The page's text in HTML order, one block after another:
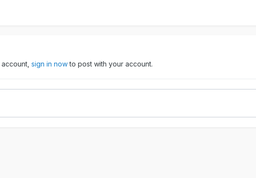
sign in nowto post with your account.